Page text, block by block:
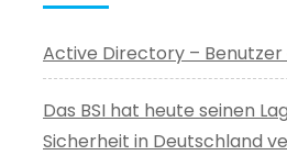
Active Directory – Benutzer
Das BSI hat heute seinen
Sicherheit in Deutschland